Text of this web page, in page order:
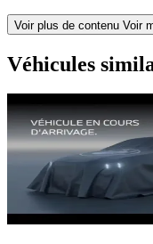
Voir plus de contenu Voir
Véhicules